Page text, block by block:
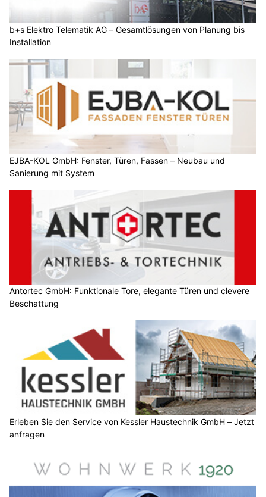
b+s Elektro Telematik AG – Gesamtlösungen von Planung bis
Installation
EJBA-KOL GmbH: Fenster, Türen, Fassen – Neubau und
Sanierung mit System
Antortec GmbH: Funktionale Tore, elegante Türen und clevere
Beschattung
Erleben Sie den Service von Kessler Haustechnik GmbH – Jetzt
anfragen